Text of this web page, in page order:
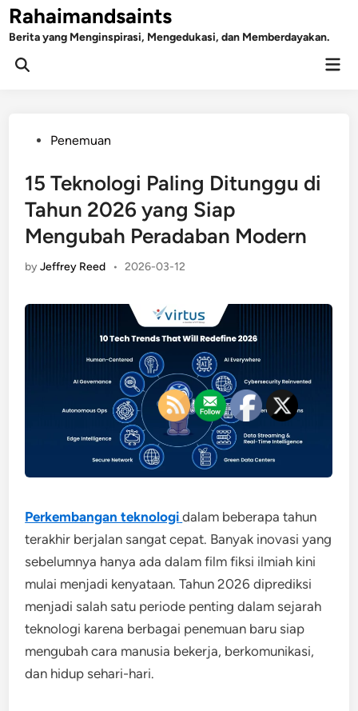
Skip
to
content
Rahaimandsaints
Berita yang Menginspirasi, Mengedukasi, dan Memberdayakan.
Open
PostedPenemuan
15 Teknologi Paling Ditunggu di
Tahun 2026 yang Siap
Mengubah Peradaban Modern
byJeffrey Reed • 2026-03-12
Perkembangan teknologi dalam beberapa tahun
terakhir berjalan sangat cepat. Banyak inovasi yang
sebelumnya hanya ada dalam film fiksi ilmiah kini
mulai menjadi kenyataan. Tahun 2026 diprediksi
menjadi salah satu periode penting dalam sejarah
teknologi karena berbagai penemuan baru siap
mengubah cara manusia bekerja, berkomunikasi,
dan hidup sehari-hari.